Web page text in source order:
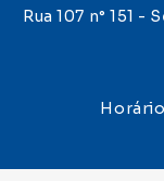
Rua 107 n° 151